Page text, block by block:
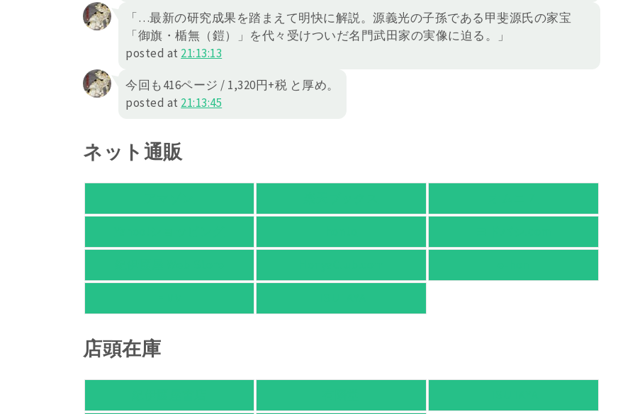
「…最新の研究成果を踏まえて明快に解説。源義光の子孫である甲斐源氏の家宝
「御旗・楯無（鎧）」を代々受けついだ名門武田家の実像に迫る。」
posted at 21:13:13
今回も416ページ / 1,320円+税 と厚め。
posted at 21:13:45
ネット通販
店頭在庫